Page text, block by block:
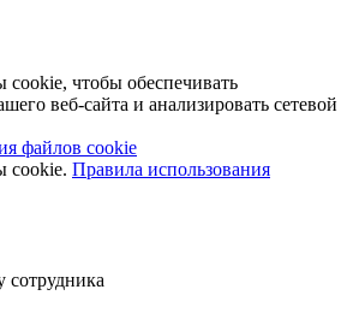
чтобы обеспечивать
веб-сайта и анализировать сетевой
файлов cookie
cookie. Правила использования